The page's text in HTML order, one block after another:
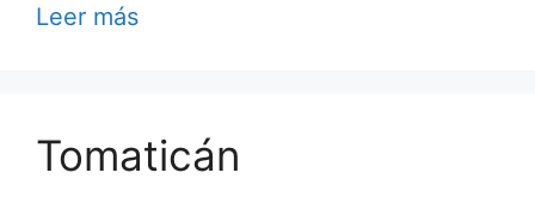
Leer más
Tomaticán